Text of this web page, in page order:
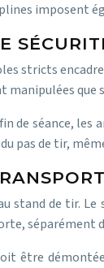
imposent
stricts
que
de séance,
du pas de tir,
stand de tir.
séparément
être